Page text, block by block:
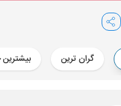
گران ترین